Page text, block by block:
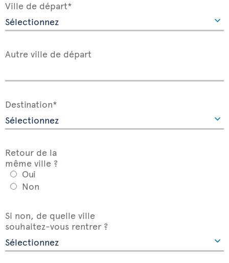
Ville de départ*
Autre ville de départ
Destination*
Retour de la
même ville ?
Oui
Non
Si non, de quelle ville
souhaitez-vous rentrer ?